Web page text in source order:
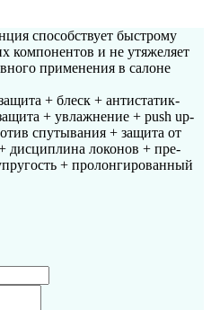
способствует быстрому
и не утяжеляет
применения в салоне
+ блеск + антистатик-
+ увлажнение + push up-
спутывания + защита от
дисциплина локонов + пре-
+ пролонгированный